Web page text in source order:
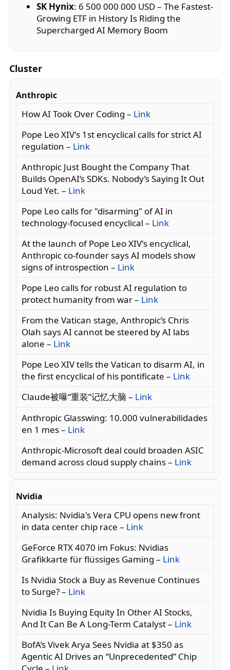
SK Hynix: 6 500 000 000 USD – The Fastest-
Growing ETF in History Is Riding the
Supercharged AI Memory Boom
Cluster
Anthropic
How AI Took Over Coding – Link
Pope Leo XIV's 1st encyclical calls for strict AI
regulation – Link
Anthropic Just Bought the Company That
Builds OpenAI’s SDKs. Nobody’s Saying It Out
Loud Yet. – Link
Pope Leo calls for "disarming" of AI in
technology-focused encyclical – Link
At the launch of Pope Leo XIV's encyclical,
Anthropic co-founder says AI models show
signs of introspection – Link
Pope Leo calls for robust AI regulation to
protect humanity from war – Link
From the Vatican stage, Anthropic’s Chris
Olah says AI cannot be steered by AI labs
alone – Link
Pope Leo XIV tells the Vatican to disarm AI, in
the first encyclical of his pontificate – Link
Claude被曝“重装”记忆大脑 – Link
Anthropic Glasswing: 10.000 vulnerabilidades
en 1 mes – Link
Anthropic-Microsoft deal could broaden ASIC
demand across cloud supply chains – Link
Nvidia
Analysis: Nvidia's Vera CPU opens new front
in data center chip race – Link
GeForce RTX 4070 im Fokus: Nvidias
Grafikkarte für flüssiges Gaming – Link
Is Nvidia Stock a Buy as Revenue Continues
to Surge? – Link
Nvidia Is Buying Equity In Other AI Stocks,
And It Can Be A Long-Term Catalyst – Link
BofA’s Vivek Arya Sees Nvidia at $350 as
Agentic AI Drives an “Unprecedented” Chip